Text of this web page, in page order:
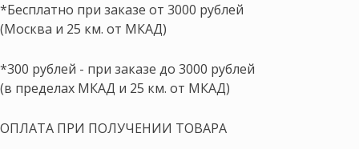
*Бесплатно при заказе от 3000 рублей
(Москва и 25 км. от МКАД)
*300 рублей - при заказе до 3000 рублей
(в пределах МКАД и 25 км. от МКАД)
ОПЛАТА ПРИ ПОЛУЧЕНИИ ТОВАРА